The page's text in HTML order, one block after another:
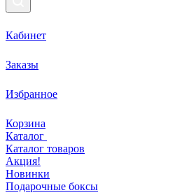
Кабинет
Заказы
Избранное
Корзина
Каталог
Каталог товаров
Акция!
Новинки
Подарочные боксы